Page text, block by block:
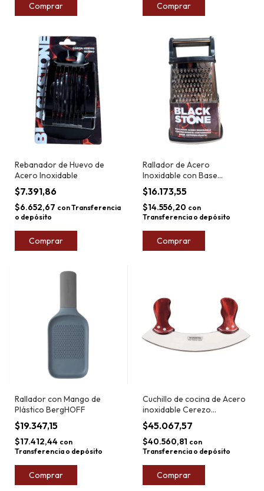
Comprar Comprar
Rebanador de Huevo de
Acero Inoxidable
$7.391,86
$6.652,67 conTransferencia
o depósito
Comprar
Rallador de Acero
Inoxidable con Base
Recipiente Blackstone
$16.173,55
$14.556,20 con
Transferencia o depósito
Comprar
Rallador con Mango de
Plástico BergHOFF
$19.347,15
$17.412,44 con
Transferencia o depósito
Comprar
Cuchillo de cocina de Acero
inoxidable Cerezo
Tramontina Polywood 25cm
$45.067,57
$40.560,81 con
Transferencia o depósito
Comprar